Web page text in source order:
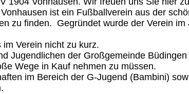
ist ein Fußballverein aus der
zu finden. Gegründet wurde der Verein im
Verein nicht zu kurz.
Jugendlichen der Großgemeinde
Wege in Kauf nehmen zu müssen.
im Bereich der G-Jugend (Bambini)